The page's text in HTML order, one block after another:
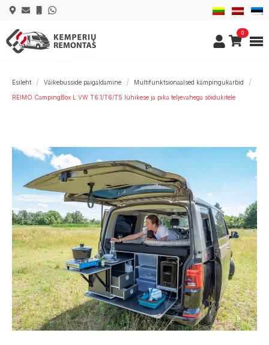
0
Esileht Väikebusside paigaldamine Multifunktsionaalsed kämpingukarbid
REIMO CampingBox L VW T6.1/T6/T5 lühikese ja pika teljevahega sõidukitele